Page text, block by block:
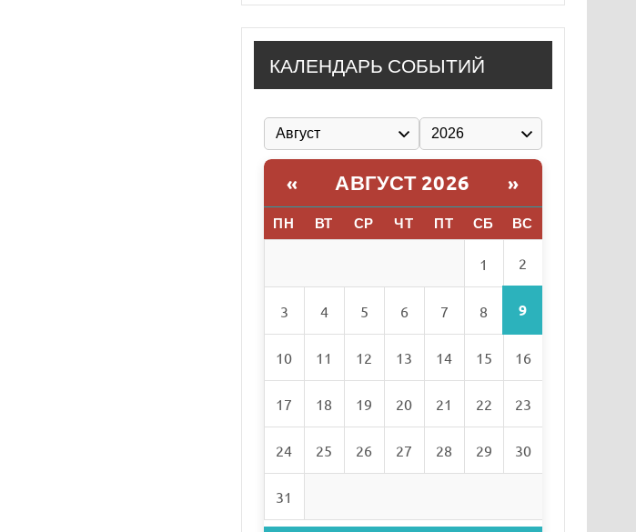
КАЛЕНДАРЬ СОБЫТИЙ
« АВГУСТ 2026 »
ПН ВТ СР ЧТ ПТ СБ ВС
1 2
3 4 5 6 7 8 9
10 11 12 13 14 15 16
17 18 19 20 21 22 23
24 25 26 27 28 29 30
31